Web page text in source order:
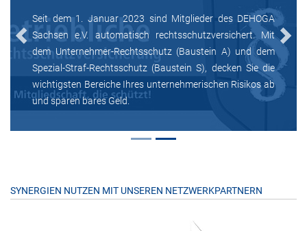
Seit dem 1. Januar 2023 sind Mitglieder des DEHOGA
Sachsen e.V. automatisch rechtsschutzversichert. Mit
dem Unternehmer-Rechtsschutz (Baustein A) und dem
Spezial-Straf-Rechtsschutz (Baustein S), decken Sie die
wichtigsten Bereiche Ihres unternehmerischen Risikos ab
und sparen bares Geld.
Previous Next
SYNERGIEN NUTZEN MIT UNSEREN NETZWERKPARTNERN